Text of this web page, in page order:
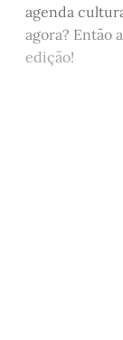
agenda
agora? Então
edição!